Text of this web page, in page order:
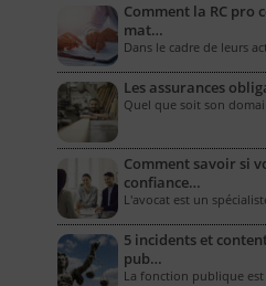
Comment la RC pro
mat…
Dans le cadre de leurs
Les assurances
Quel que soit son
Comment savoir si
confiance…
L'avocat est un
5 incidents et
pub…
La fonction publique